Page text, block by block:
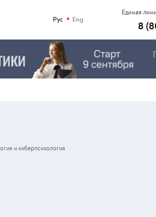
Рус • Eng
Единая
8
и киберпсихология